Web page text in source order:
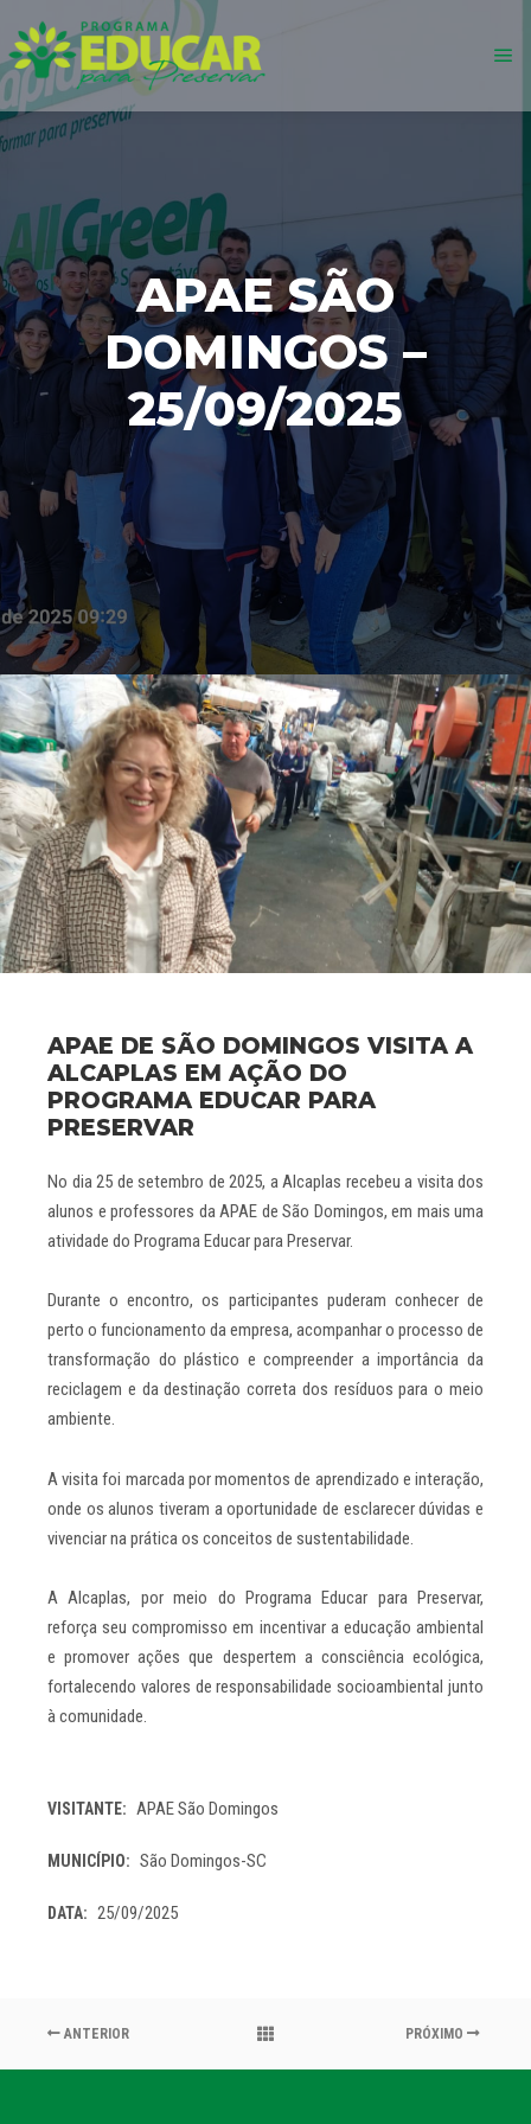
APAE SÃO
DOMINGOS –
25/09/2025
APAE DE SÃO DOMINGOS VISITA A
ALCAPLAS EM AÇÃO DO
PROGRAMA EDUCAR PARA
PRESERVAR
No dia 25 de setembro de 2025, a Alcaplas recebeu a visita dos
alunos e professores da APAE de São Domingos, em mais uma
atividade do Programa Educar para Preservar.
Durante o encontro, os participantes puderam conhecer de
perto o funcionamento da empresa, acompanhar o processo de
transformação do plástico e compreender a importância da
reciclagem e da destinação correta dos resíduos para o meio
ambiente.
A visita foi marcada por momentos de aprendizado e interação,
onde os alunos tiveram a oportunidade de esclarecer dúvidas e
vivenciar na prática os conceitos de sustentabilidade.
A Alcaplas, por meio do Programa Educar para Preservar,
reforça seu compromisso em incentivar a educação ambiental
e promover ações que despertem a consciência ecológica,
fortalecendo valores de responsabilidade socioambiental junto
à comunidade.
VISITANTE APAE São Domingos
MUNICÍPIO São Domingos-SC
DATA 25/09/2025
ANTERIOR PRÓXIMO